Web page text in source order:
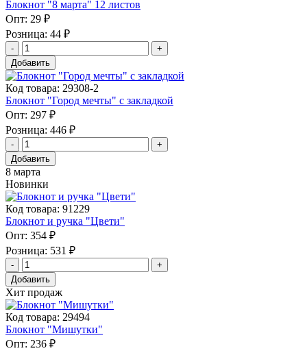
Блокнот "8 марта" 12 листов
Опт: 29 ₽
Розница: 44 ₽
Добавить
Код товара: 29308-2
Блокнот "Город мечты" с закладкой
Опт: 297 ₽
Розница: 446 ₽
Добавить
8 марта
Новинки
Код товара: 91229
Блокнот и ручка "Цвети"
Опт: 354 ₽
Розница: 531 ₽
Добавить
Хит продаж
Код товара: 29494
Блокнот "Мишутки"
Опт: 236 ₽